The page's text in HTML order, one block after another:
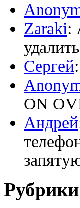
Zaraki:
Сергей
ON
Андрей
Рубрики